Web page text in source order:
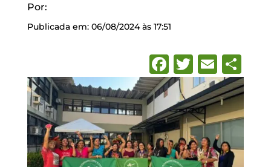
Por:
Publicada em: 06/08/2024 às 17:51
Facebook
Twitter